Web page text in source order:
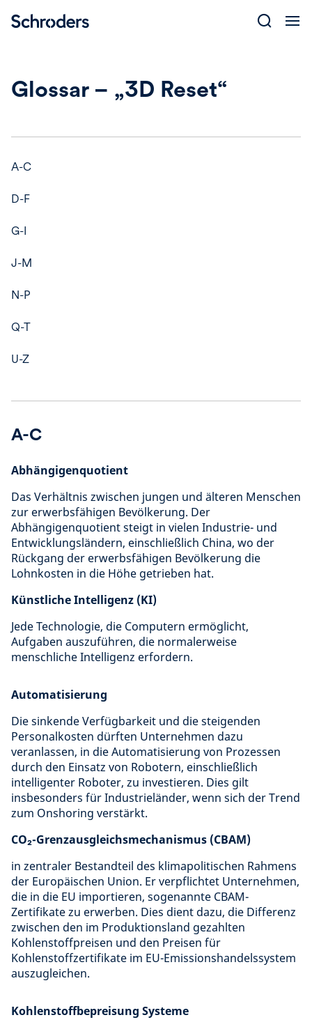
Glossar – „3D Reset“
A-C
D-F
G-I
J-M
N-P
Q-T
U-Z
A-C
Abhängigenquotient
Das Verhältnis zwischen jungen und älteren Menschen
zur erwerbsfähigen Bevölkerung. Der
Abhängigenquotient steigt in vielen Industrie- und
Entwicklungsländern, einschließlich China, wo der
Rückgang der erwerbsfähigen Bevölkerung die
Lohnkosten in die Höhe getrieben hat.
Künstliche Intelligenz (KI)
Jede Technologie, die Computern ermöglicht,
Aufgaben auszuführen, die normalerweise
menschliche Intelligenz erfordern.
Automatisierung
Die sinkende Verfügbarkeit und die steigenden
Personalkosten dürften Unternehmen dazu
veranlassen, in die Automatisierung von Prozessen
durch den Einsatz von Robotern, einschließlich
intelligenter Roboter, zu investieren. Dies gilt
insbesonders für Industrieländer, wenn sich der Trend
zum Onshoring verstärkt.
CO₂-Grenzausgleichsmechanismus (CBAM)
in zentraler Bestandteil des klimapolitischen Rahmens
der Europäischen Union. Er verpflichtet Unternehmen,
die in die EU importieren, sogenannte CBAM-
Zertifikate zu erwerben. Dies dient dazu, die Differenz
zwischen den im Produktionsland gezahlten
Kohlenstoffpreisen und den Preisen für
Kohlenstoffzertifikate im EU-Emissionshandelssystem
auszugleichen.
Kohlenstoffbepreisung Systeme